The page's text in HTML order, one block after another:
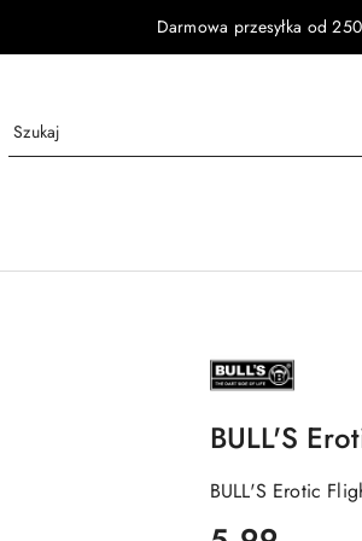
Darmowa przesyłka od 250
NAZWA
PRODUCENTA:
BULL'S
BULL'S
BULL'S Erotic